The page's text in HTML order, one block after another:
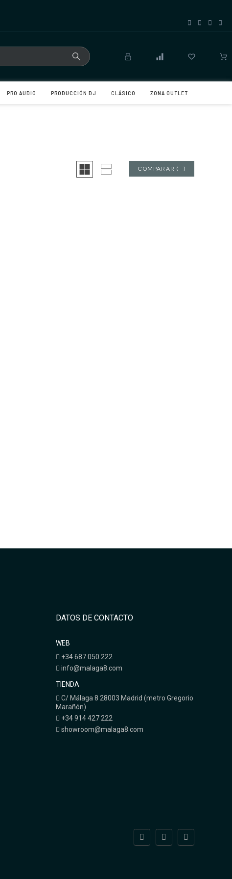
PRO AUDIO PRODUCCIÓN DJ CLÁSICO ZONA OUTLET
COMPARAR ( )
DATOS DE CONTACTO
WEB
+34 687 050 222
info@malaga8.com
TIENDA
C/ Málaga 8 28003 Madrid (metro Gregorio
Marañón)
+34 914 427 222
showroom@malaga8.com